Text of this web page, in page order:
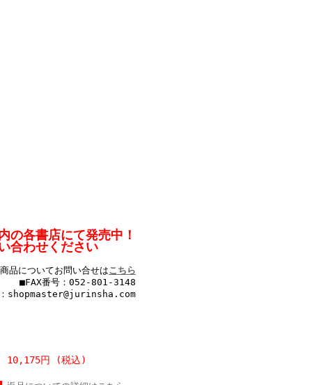
の各書店にて発売中！
い合わせください
商品についてお問い合せはこちら
■FAX番号：052-801-3148
：shopmaster@jurinsha.com
10,175円 (税込)